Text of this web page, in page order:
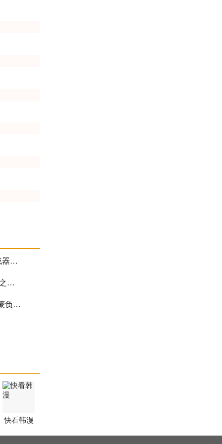
ai写作生成器入口有哪些 ai写作生成器入口分享一览
《和平精英》奇幻之旅怎么玩 奇幻之旅玩法介绍
鸿蒙系统负一屏卡顿怎么解决？鸿蒙负一屏资讯广告怎么关闭？
快看韩漫